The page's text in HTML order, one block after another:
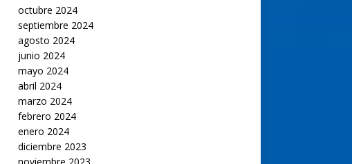
octubre 2024
septiembre 2024
agosto 2024
junio 2024
mayo 2024
abril 2024
marzo 2024
febrero 2024
enero 2024
diciembre 2023